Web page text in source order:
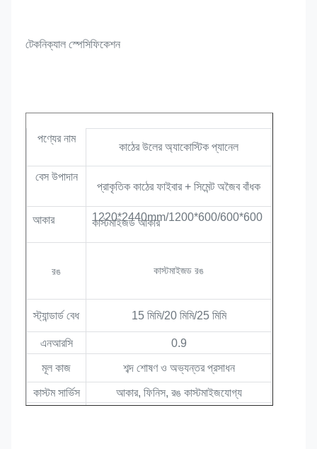
টেকনিক্যাল স্পেসিফিকেশন
পণ্যের নাম
কাঠের উলের অ্যাকোস্টিক প্যানেল
বেস উপাদান
প্রাকৃতিক কাঠের ফাইবার + সিমেন্ট অজৈব বাঁধক
আকার 1220*2440mm/1200*600/600*600
কাস্টমাইজড আকার
রঙ কাস্টমাইজড রঙ
স্ট্যান্ডার্ড বেধ 15 মিমি/20 মিমি/25 মিমি
এনআরসি 0.9
মূল কাজ শব্দ শোষণ ও অভ্যন্তর প্রসাধন
কাস্টম সার্ভিস
আকার, ফিনিস, রঙ কাস্টমাইজযোগ্য